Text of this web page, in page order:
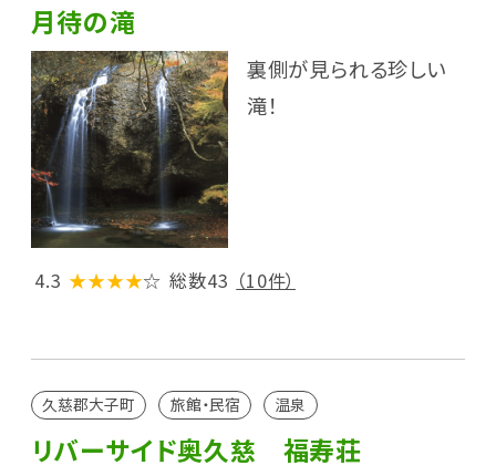
月待の滝
裏側が見られる珍しい
滝！
4.3 ★★★★☆ 総数43 （10件）
久慈郡大子町 旅館・民宿 温泉
リバーサイド奥久慈 福寿荘